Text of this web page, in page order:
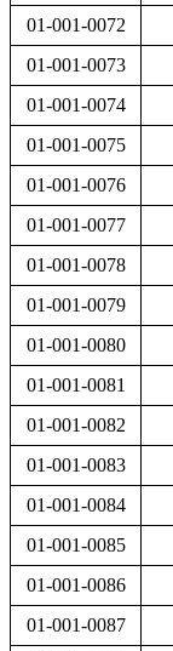
01-001-0072
01-001-0073
01-001-0074
01-001-0075
01-001-0076
01-001-0077
01-001-0078
01-001-0079
01-001-0080
01-001-0081
01-001-0082
01-001-0083
01-001-0084
01-001-0085
01-001-0086
01-001-0087